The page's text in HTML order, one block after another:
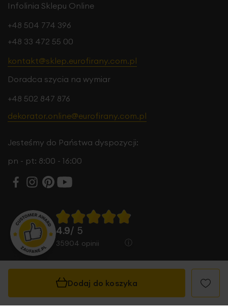
Dodaj do koszyka
Infolinia Sklepu Online
+48 504 774 396
+48 33 472 55 00
kontakt@sklep.eurofirany.com.pl
Doradca szycia na wymiar
+48 502 847 876
dekorator.online@eurofirany.com.pl
Jesteśmy do Państwa dyspozycji:
pn - pt: 8:00 - 16:00
4.9/ 5
35904 opinii
© 2026 Eurofirany B.B. Choczyńscy Sp.J. Wszystkie